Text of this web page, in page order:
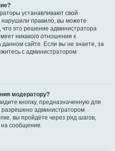
устанавливают свой
нарушили правило, вы можете
что это решение администратора
никакого отношения к
сайте. Если вы не знаете, за
с администратором
модератору?
кнопку, предназначенную для
разрешено администратором
вы пройдёте через ряд шагов,
сообщение.